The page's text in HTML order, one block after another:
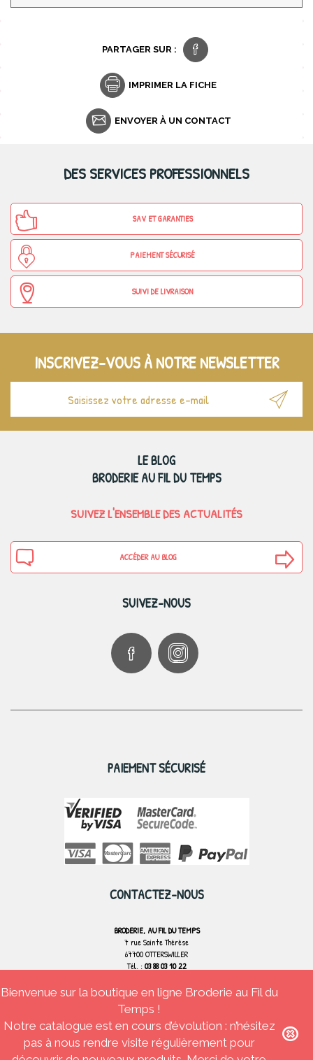
PARTAGER SUR :
IMPRIMER LA FICHE
ENVOYER À UN CONTACT
DES SERVICES PROFESSIONNELS
SAV ET GARANTIES
PAIEMENT SÉCURISÉ
SUIVI DE LIVRAISON
INSCRIVEZ-VOUS À NOTRE NEWSLETTER
LE BLOG
BRODERIE AU FIL DU TEMPS
SUIVEZ L'ENSEMBLE DES ACTUALITÉS
ACCÉDER AU BLOG
SUIVEZ-NOUS
PAIEMENT SÉCURISÉ
CONTACTEZ-NOUS
BRODERIE, AU FIL DU TEMPS
7 rue Sainte Thérèse
67700 OTTERSWILLER
Tél. :03 88 03 10 22
CONTACTEZ-NOUS
Bienvenue sur la boutique en ligne Broderie au Fil du
Temps !
Notre catalogue est en cours d’évolution : n’hésitez
pas à nous rendre visite régulièrement pour